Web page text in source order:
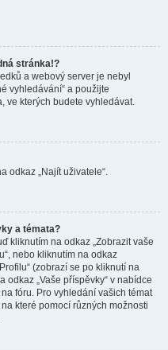
stránka!?
a webový server je nebyl
vyhledávání“ a použijte
ve kterých budete vyhledávat.
odkaz „Najít uživatele“.
a témata?
kliknutím na odkaz „Zobrazit vaše
nebo kliknutím na odkaz
(zobrazí se po kliknutí na
„Vaše příspěvky“ v nabídce
fóru. Pro vyhledání vašich témat
které pomocí různých možnosti